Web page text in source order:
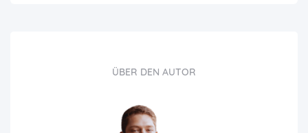
ÜBER DEN AUTOR